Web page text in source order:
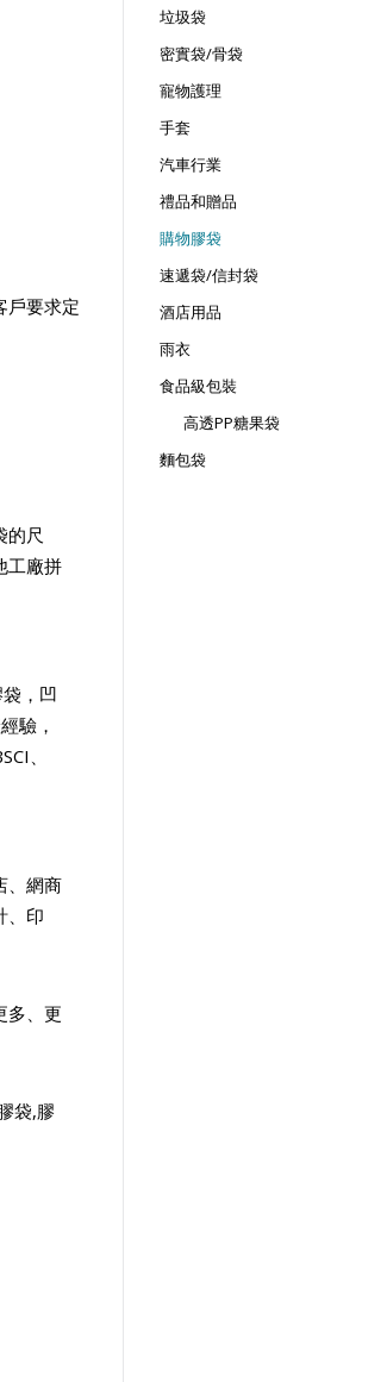
戶要求定
的尺
工廠拼
，凹
驗，
、
、網商
、印
多、更
袋,膠
垃圾袋
密實袋/骨袋
寵物護理
手套
汽車行業
禮品和贈品
購物膠袋
速遞袋/信封袋
酒店用品
雨衣
食品級包裝
高透PP糖果袋
麵包袋